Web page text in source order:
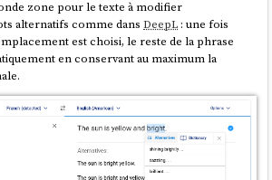
à moins bien utiliser les informations
long contexte — ce problème est nommé
pénalise notamment lesRAG, dont les chunks
de contexte risquent d'être sous-exploités
LLMs
dulost in the middlesur de longs
répéter le promptaméliorait les résultats sur
La question reste ouverte pour les
LLMs
étude publiée ne le confirme ni ne l'infirme à ce
zone pour le texte à modifier
alternatifs comme dansDeepL : une fois
est choisi, le reste de la phrase
en conservant au maximum la